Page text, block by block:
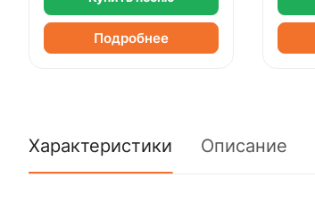
Подробнее
Характеристики Описание